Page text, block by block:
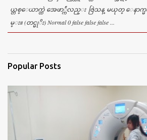
ယ္တစ္ေယာက္ထဲ အေဖာ္က်ဲလည္း ဇြဲသန္ မယုတ္ ေနာက္
မ္း။ (တင္မုိး) Normal 0 false false false ...
Popular Posts